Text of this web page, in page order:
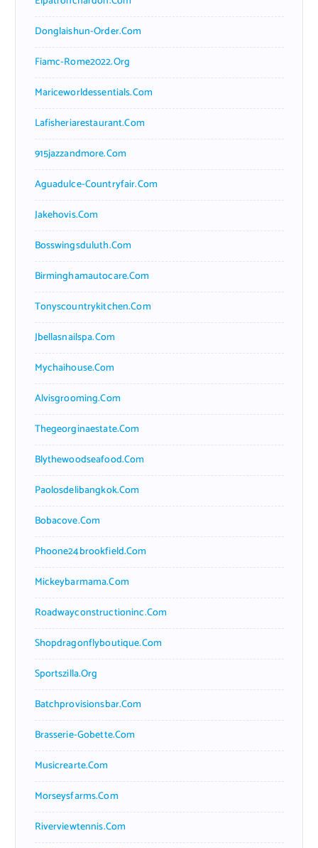
Donglaishun-Order.com
Fiamc-Rome2022.org
Mariceworldessentials.com
Lafisheriarestaurant.com
915jazzandmore.com
Aguadulce-Countryfair.com
Jakehovis.com
Bosswingsduluth.com
Birminghamautocare.com
Tonyscountrykitchen.com
Jbellasnailspa.com
Mychaihouse.com
Alvisgrooming.com
Thegeorginaestate.com
Blythewoodseafood.com
Paolosdelibangkok.com
Bobacove.com
Phoone24brookfield.com
Mickeybarmama.com
Roadwayconstructioninc.com
Shopdragonflyboutique.com
Sportszilla.org
Batchprovisionsbar.com
Brasserie-Gobette.com
Musicrearte.com
Morseysfarms.com
Riverviewtennis.com